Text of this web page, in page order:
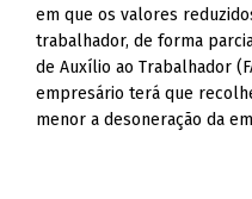
em que os valores
trabalhador, de forma
de Auxílio ao Trabalhador
empresário terá que
menor a desoneração da